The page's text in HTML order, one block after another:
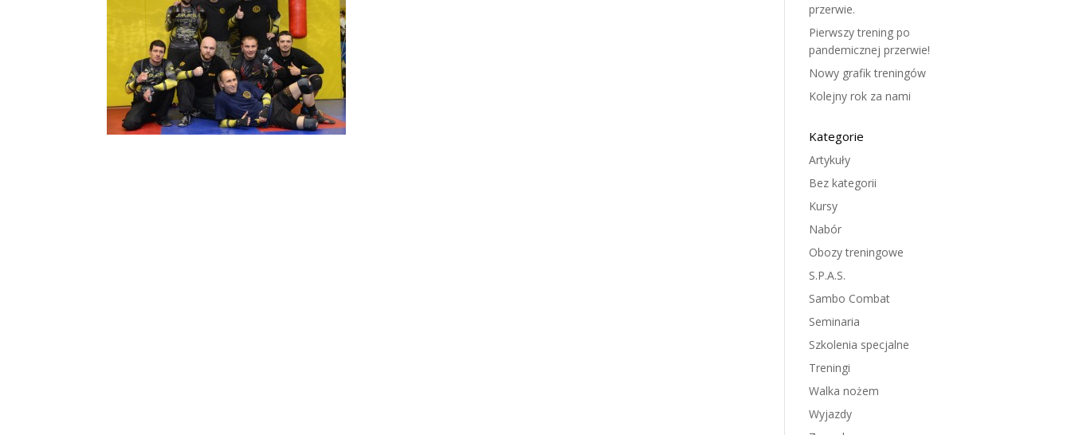
przerwie.
Pierwszy trening po
pandemicznej przerwie!
Nowy grafik treningów
Kolejny rok za nami
Kategorie
Artykuły
Bez kategorii
Kursy
Nabór
Obozy treningowe
S.P.A.S.
Sambo Combat
Seminaria
Szkolenia specjalne
Treningi
Walka nożem
Wyjazdy